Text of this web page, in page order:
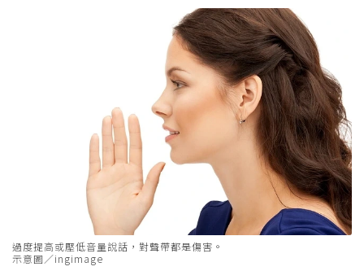
過度提高或壓低音量說話，對聲帶都是傷害。
示意圖／ingimage